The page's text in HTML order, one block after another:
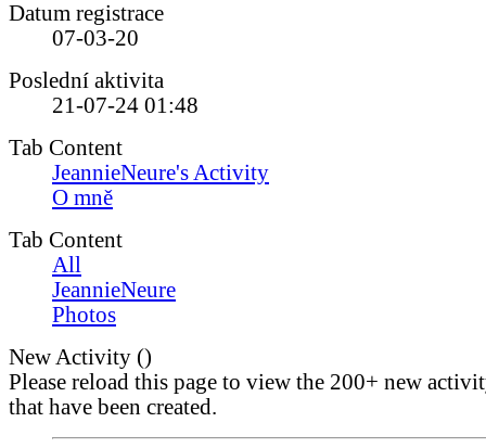
Datum registrace
07-03-20
Poslední aktivita
21-07-24 01:48
Tab Content
JeannieNeure's Activity
O mně
Tab Content
All
JeannieNeure
Photos
New Activity ()
Please reload this page to view the 200+ new
that have been created.